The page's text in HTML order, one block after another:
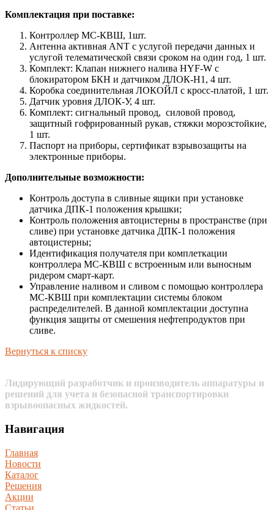
Комплектация при поставке:
Контроллер МС-КВШ, 1шт.
Антенна активная ANT с услугой передачи данных и
услугой телематической связи сроком на один год, 1 шт.
Комплект: Клапан нижнего налива HYF-W с
блокиратором БКН и датчиком ДЛОК-Н1, 4 шт.
Коробка соединительная ЛОКОЙЛ с кросс-платой, 1 шт.
Датчик уровня ДЛОК-У, 4 шт.
Комплект: сигнальный провод, силовой провод,
защитный гофрированный рукав, стяжки морозстойкие,
1 шт.
Паспорт на приборы, сертификат взрывозащиты на
электронные приборы.
Дополнительные возможности:
Контроль доступа в сливные ящики при установке
датчика ДПК-1 положения крышки;
Контроль положения автоцистерны в пространстве (при
сливе) при установке датчика ДПК-1 положения
автоцистерны;
Идентификация получателя при комплеткации
контроллера МС-КВШ с встроенным или выносным
ридером смарт-карт.
Управление наливом и сливом с помощью контроллера
МС-КВШ при комплектации системы блоком
распределителей. В данной комплектации доступна
функция защиты от смешения нефтепродуктов при
сливе.
Вернуться к списку
Лидирующий разработчик и производитель аппаратуры и
решений для учета и безопасной транспортировки
взрывоопасных жидкостей.
Навигация
Главная
Новости
Каталог
Решения
Акции
Статьи